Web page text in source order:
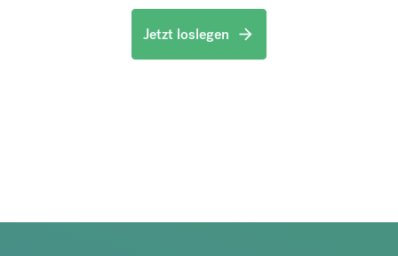
Jetzt loslegen